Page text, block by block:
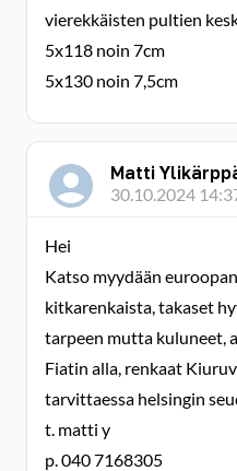
vierekkäisten pultien
5x118 noin 7cm
5x130 noin 7,5cm
Matti
30.10.2024
Hei
Katso myydään
kitkarenkaista, takaset
tarpeen mutta kuluneet,
Fiatin alla, renkaat
tarvittaessa helsingin
t. matti y
p. 040 7168305